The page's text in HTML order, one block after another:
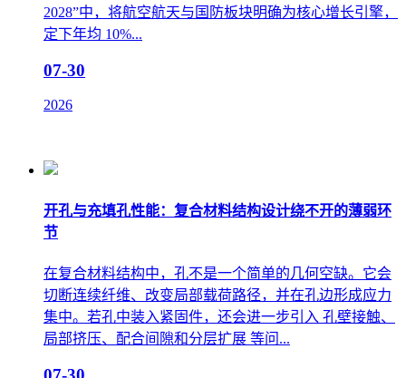
2028”中，将航空航天与国防板块明确为核心增长引擎，
定下年均 10%...
07-30
2026
开孔与充填孔性能：复合材料结构设计绕不开的薄弱环
节
在复合材料结构中，孔不是一个简单的几何空缺。它会
切断连续纤维、改变局部载荷路径，并在孔边形成应力
集中。若孔中装入紧固件，还会进一步引入 孔壁接触、
局部挤压、配合间隙和分层扩展 等问...